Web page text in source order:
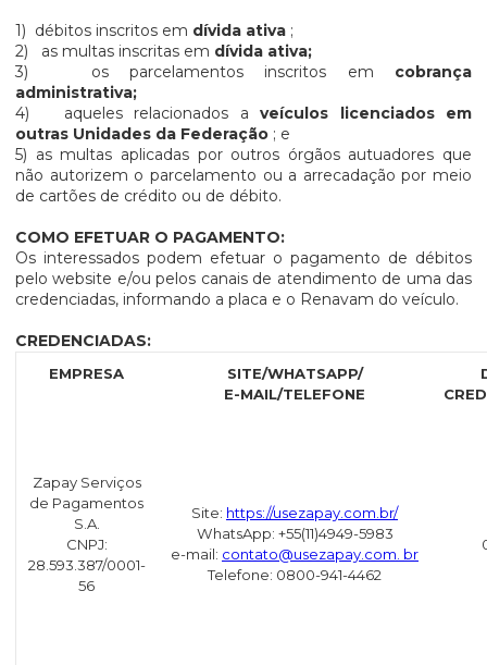
1) débitos inscritos em dívida ativa ;
2) as multas inscritas em dívida ativa;
3) os parcelamentos inscritos em cobrança
administrativa;
4) aqueles relacionados a veículos licenciados em
outras Unidades da Federação ; e
5) as multas aplicadas por outros órgãos autuadores que
não autorizem o parcelamento ou a arrecadação por meio
de cartões de crédito ou de débito.
COMO EFETUAR O PAGAMENTO:
Os interessados podem efetuar o pagamento de débitos
pelo website e/ou pelos canais de atendimento de uma das
credenciadas, informando a placa e o Renavam do veículo.
CREDENCIADAS:
EMPRESA
SITE/WHATSAPP/
E-MAIL/TELEFONE
Zapay Serviços
de Pagamentos
S.A.
CNPJ:
28.593.387/0001-
56
Site: https://usezapay.com.br/
WhatsApp: +55(11)4949-5983
e-mail: contato@usezapay.com. br
Telefone: 0800-941-4462